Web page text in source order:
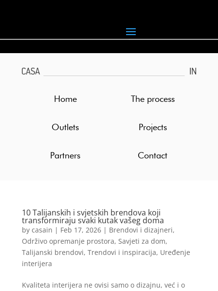
Home The process
Outlets Projects
Partners Contact
10 Talijanskih i svjetskih brendova koji
transformiraju svaki kutak vašeg doma
by casain | Feb 17, 2026| Brendovi i dizajneri,
Održivo opremanje prostora, Savjeti za dom,
Talijanski brendovi, Trendovi i inspiracija, Uređenje
interijera
Kvaliteta interijera ne ovisi samo o dizajnu, već i o